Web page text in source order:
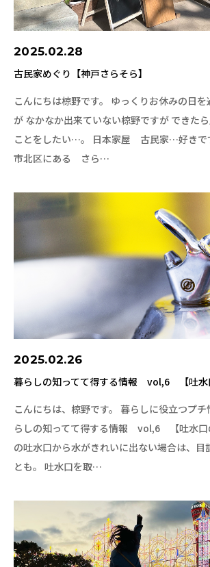
2025.02.28
古民家めぐり【神戸さらそら】
こんにちは椋野です。 ゆっくりお休みの日
が なかなか出来ていない椋野ですが できた
ことをしたい…。 日本家屋 古民家…好きで
市北区にある さら…
2025.02.26
暮らしの知ってて得する情報 vol,6 【吐水
こんにちは、椋野です。 暮らしに役立つプ
らしの知ってて得する情報 vol,6 【吐水口
の吐水口から水がきれいに出ない場合は、目
とも。 吐水口を取…